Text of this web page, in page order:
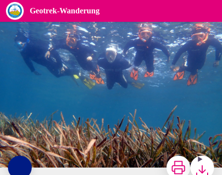
Geotrek-Wanderung
Unterwasserlehrpfad
Randonnée Palmée - Nostra Mar
Zu drucken